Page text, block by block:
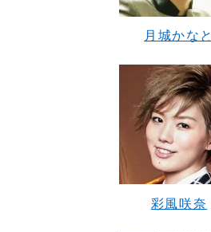
月城かなと
彩風咲奈